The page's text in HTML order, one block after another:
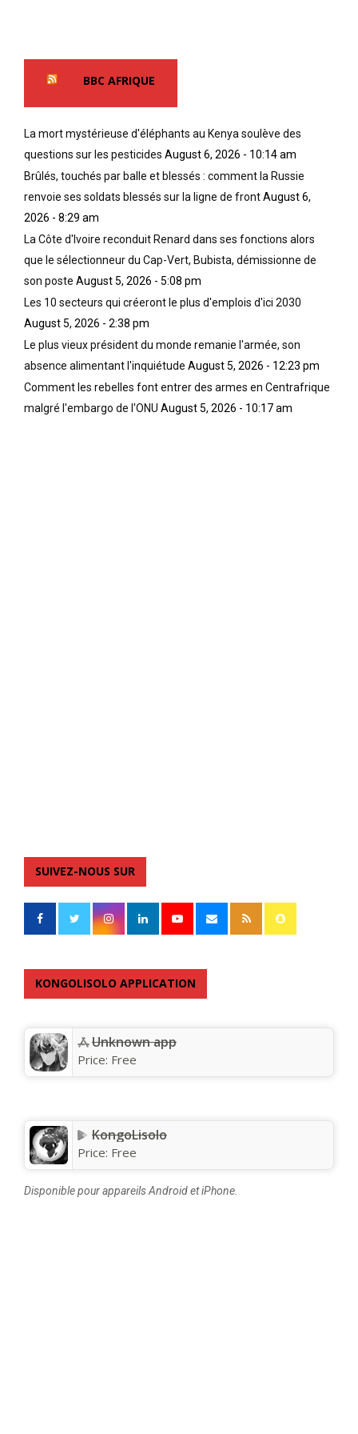
BBC AFRIQUE
La mort mystérieuse d'éléphants au Kenya soulève des
questions sur les pesticides August 6, 2026 - 10:14 am
Brûlés, touchés par balle et blessés : comment la Russie
renvoie ses soldats blessés sur la ligne de frontAugust 6,
2026 - 8:29 am
La Côte d'Ivoire reconduit Renard dans ses fonctions alors
que le sélectionneur du Cap-Vert, Bubista, démissionne de
son poste August 5, 2026 - 5:08 pm
Les 10 secteurs qui créeront le plus d'emplois d'ici 2030
August 5, 2026 - 2:38 pm
Le plus vieux président du monde remanie l'armée, son
absence alimentant l'inquiétude August 5, 2026 - 12:23 pm
Comment les rebelles font entrer des armes en Centrafrique
malgré l'embargo de l'ONU August 5, 2026 - 10:17 am
SUIVEZ-NOUS SUR
KONGOLISOLO APPLICATION
Unknown app
Price: Free
KongoLisolo
Price: Free
Disponible pour appareils Android et iPhone.